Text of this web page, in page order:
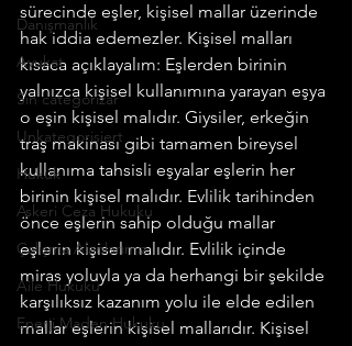
Danışmanlık
Avukat
Sin categorizar
Unkategorisiert
Hukuk
Askeri Ceza Hukuku
Çalışma Alanlarımız
Aile Hukuku
Enerji Maden Hukuku
sürecinde eşler, kişisel mallar üzerinde
hak iddia edemezler. Kişisel malları
kısaca açıklayalım: Eşlerden birinin
yalnızca kişisel kullanımına yarayan eşya
o eşin kişisel malıdır. Giysiler, erkeğin
traş makinası gibi tamamen bireysel
kullanıma tahsisli eşyalar eşlerin her
birinin kişisel malıdır. Evlilik tarihinden
önce eşlerin sahip olduğu mallar
eşlerin kişisel malıdır. Evlilik içinde
miras yoluyla ya da herhangi bir şekilde
karşılıksız kazanım yolu ile elde edilen
mallar eşlerin kişisel mallarıdır. Kişisel